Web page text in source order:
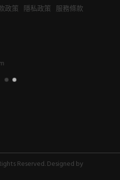
政策 隱私政策 服務條款
Reserved.Designed by